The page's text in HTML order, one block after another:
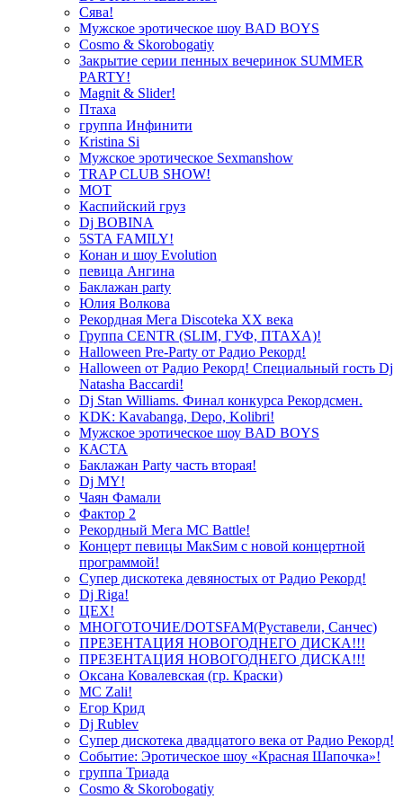
Сява!
Мужское эротическое шоу BAD BOYS
Cosmo & Skorobogatiy
Закрытие серии пенных вечеринок SUMMER
PARTY!
Magnit & Slider!
Птаха
группа Инфинити
Kristina Si
Мужское эротическое Sexmanshow
TRAP CLUB SHOW!
МОТ
Каспийский груз
Dj BOBINA
5STA FAMILY!
Конан и шоу Evolution
певица Ангина
Баклажан party
Юлия Волкова
Рекордная Мега Discoteka XX века
Группа CENTR (SLIM, ГУФ, ПТАХА)!
Halloween Pre-Party от Радио Рекорд!
Halloween от Радио Рекорд! Специальный гость Dj
Natasha Baccardi!
Dj Stan Williams. Финал конкурса Рекордсмен.
KDK: Kavabanga, Depo, Kolibri!
Мужское эротическое шоу BAD BOYS
КАСТА
Баклажан Party часть вторая!
Dj MY!
Чаян Фамали
Фактор 2
Рекордный Мега МС Battle!
Концерт певицы МакSим с новой концертной
программой!
Супер дискотека девяностых от Радио Рекорд!
Dj Riga!
ЦЕХ!
МНОГОТОЧИЕ/DOTSFAM(Руставели, Санчес)
ПРЕЗЕНТАЦИЯ НОВОГОДНЕГО ДИСКА!!!
ПРЕЗЕНТАЦИЯ НОВОГОДНЕГО ДИСКА!!!
Оксана Ковалевская (гр. Краски)
MC Zali!
Егор Крид
Dj Rublev
Супер дискотека двадцатого века от Радио Рекорд!
Событие: Эротическое шоу «Красная Шапочка»!
группа Триада
Cosmo & Skorobogatiy